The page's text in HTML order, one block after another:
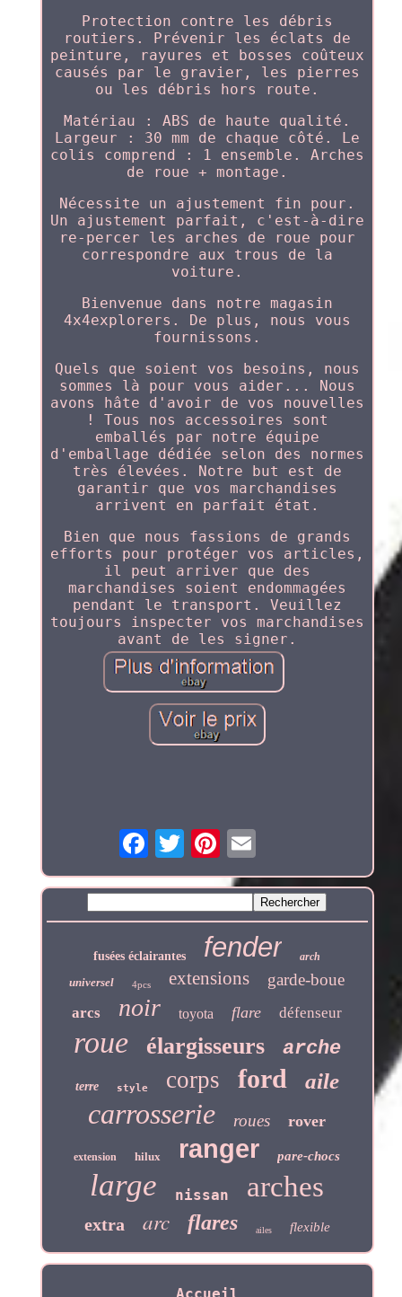
Protection contre les débris
routiers. Prévenir les éclats de
peinture, rayures et bosses coûteux
causés par le gravier, les pierres
ou les débris hors route.
Matériau : ABS de haute qualité.
Largeur : 30 mm de chaque côté. Le
colis comprend : 1 ensemble. Arches
de roue + montage.
Nécessite un ajustement fin pour.
Un ajustement parfait, c'est-à-dire
re-percer les arches de roue pour
correspondre aux trous de la
voiture.
Bienvenue dans notre magasin
4x4explorers. De plus, nous vous
fournissons.
Quels que soient vos besoins, nous
sommes là pour vous aider... Nous
avons hâte d'avoir de vos nouvelles
! Tous nos accessoires sont
emballés par notre équipe
d'emballage dédiée selon des normes
très élevées. Notre but est de
garantir que vos marchandises
arrivent en parfait état.
Bien que nous fassions de grands
efforts pour protéger vos articles,
il peut arriver que des
marchandises soient endommagées
pendant le transport. Veuillez
toujours inspecter vos marchandises
avant de les signer.
fusées éclairantes fender arch
universel 4pcs extensions garde-boue
arcs noir toyota flare défenseur
roue élargisseurs arche
terre style corps ford aile
carrosserie roues rover
extension hilux ranger pare-chocs
large nissan arches
extra arc flares ailes flexible